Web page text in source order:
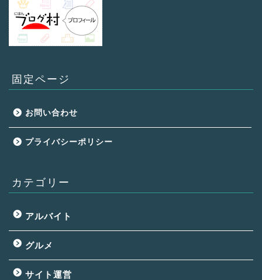
固定ページ
お問い合わせ
プライバシーポリシー
カテゴリー
アルバイト
グルメ
サイト運営